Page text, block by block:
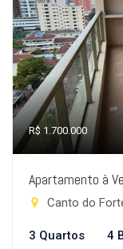
R$ 1.700.000
Apartamento à
Canto do
3 Quartos 4